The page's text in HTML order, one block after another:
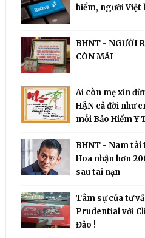
hiểm, người
BHNT - NGƯỜI
CÒN MÃI
Ai còn mẹ xin
HẬN cả đời như
mỗi Bảo Hiểm Y
BHNT - Nam tài
Hoa nhận hơn
sau tai nạn
Tâm sự của tư
Prudential với
Đảo !